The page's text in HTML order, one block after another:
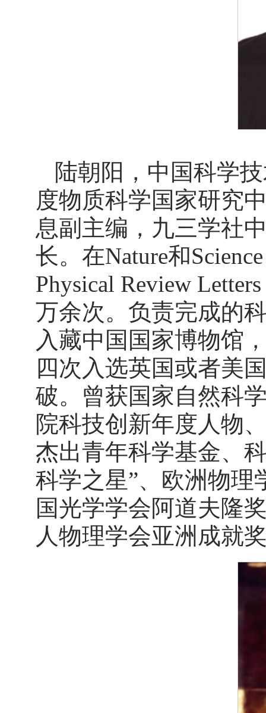
陆朝阳，中国科学
度物质科学国家研究
息副主编，九三学社
长。在Nature和
Physical Review
万余次。负责完成的
入藏中国国家博物馆
四次入选英国或者美
破。曾获国家自然科
院科技创新年度人物
杰出青年科学基金、
科学之星”、欧洲物理
国光学学会阿道夫隆
人物理学会亚洲成就